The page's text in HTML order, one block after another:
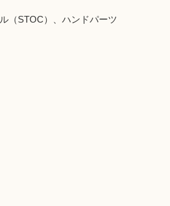
（STOC）、ハンドパーツ